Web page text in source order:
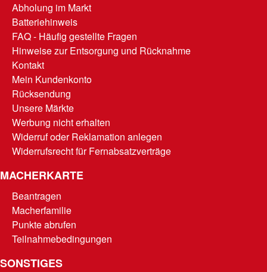
Abholung im Markt
Batteriehinweis
FAQ - Häufig gestellte Fragen
Hinweise zur Entsorgung und Rücknahme
Kontakt
Mein Kundenkonto
Rücksendung
Unsere Märkte
Werbung nicht erhalten
Widerruf oder Reklamation anlegen
Widerrufsrecht für Fernabsatzverträge
MACHERKARTE
Beantragen
Macherfamilie
Punkte abrufen
Teilnahmebedingungen
SONSTIGES